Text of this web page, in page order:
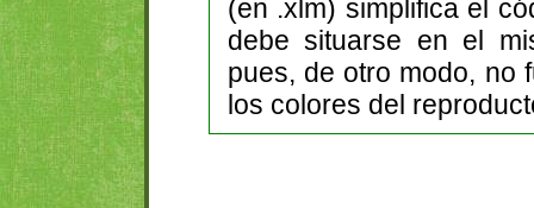
(en .xlm) simplifica el
debe situarse en el
pues, de otro modo, no
los colores del